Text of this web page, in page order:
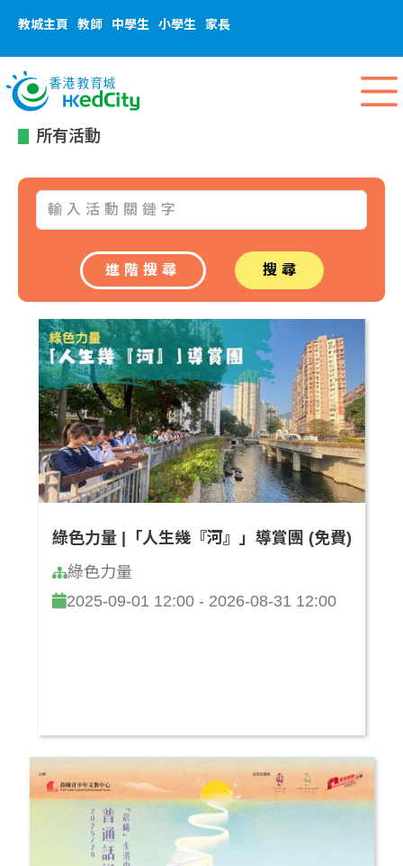
教城主頁 教師 中學生 小學生 家長
所有活動
進階搜尋 搜尋
綠色力量 |「人生幾『河』」導賞團 (免費)
綠色力量
2025-09-01 12:00 - 2026-08-31 12:00